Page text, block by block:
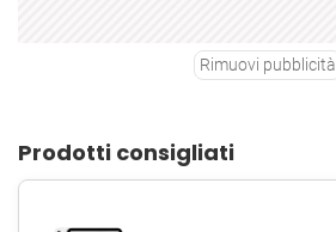
Rimuovi pubblicità
Prodotti consigliati